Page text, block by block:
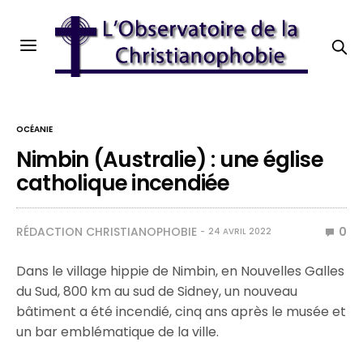
OCÉANIE
Nimbin (Australie) : une église
catholique incendiée
RÉDACTION CHRISTIANOPHOBIE 24 AVRIL 2022 0
Dans le village hippie de Nimbin, en Nouvelles Galles
du Sud, 800 km au sud de Sidney, un nouveau
bâtiment a été incendié, cinq ans après le musée et
un bar emblématique de la ville.